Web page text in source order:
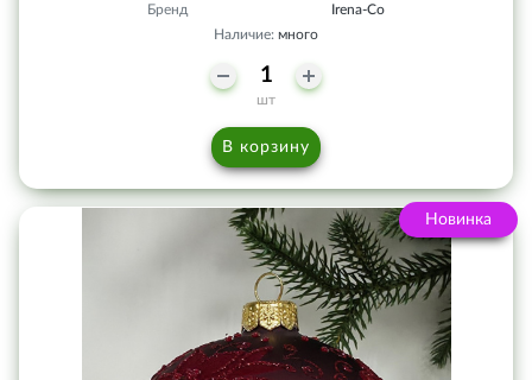
Бренд
Irena-Co
Наличие: много
шт
В корзину
Новинка